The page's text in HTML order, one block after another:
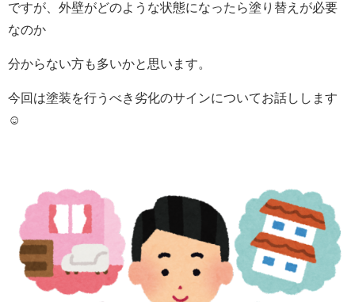
ですが、外壁がどのような状態になったら塗り替えが必要
なのか
分からない方も多いかと思います。
今回は塗装を行うべき劣化のサインについてお話しします
☺️